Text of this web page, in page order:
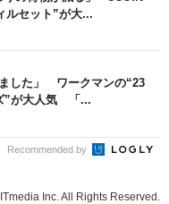
ルセット”が大...
ました」 ワークマンの“23
”が大人気 「...
Recommended by
Inc. All Rights Reserved.